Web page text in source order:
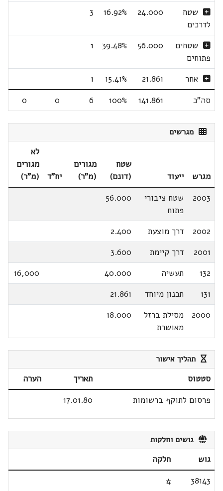
שטח
לדרכים
24.000
16.92%
3
שטחים
פתוחים
56.000
39.48%
1
אחר 21.861
15.41%
1
סה"כ
141.861
100%
6
0
0
מגרשים
מגרש ייעוד
שטח
(דונם)
מגורים
(מ"ר)
יח"ד
לא
מגורים
(מ"ר)
2003
שטח ציבורי
פתוח
56.000
2002 דרך מוצעת
2.400
2001
דרך קיימת
3.600
132
תעשיה 40.000
16,000
131
תכנון מיוחד
21.861
2000
מסילת ברזל
מאושרת
18.000
תהליך אישור
סטטוס תאריך
הערה
פרסום לתוקף ברשומות
17.01.80
גושים וחלקות
גוש
חלקה
38143
4